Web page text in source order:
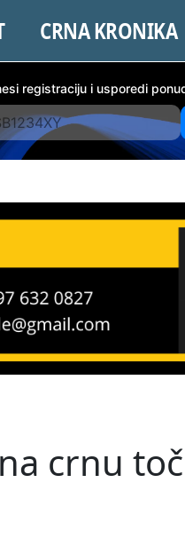
CRNA KRONIKA
registraciju i usporedi
crnu